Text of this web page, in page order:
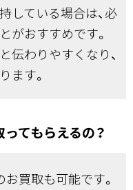
している場合は、必
がおすすめです。
伝わりやすくなり、
ます。
てもらえるの？
買取も可能です。